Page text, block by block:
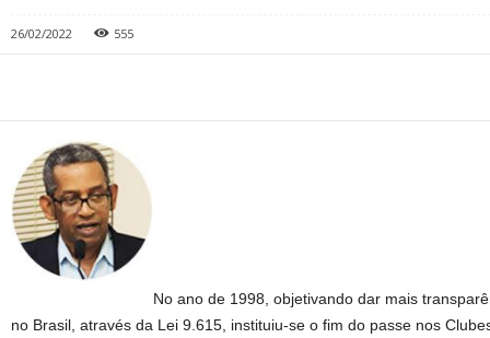
26/02/2022 555
No ano de 1998, objetivando dar mais
no Brasil, através da Lei 9.615, instituiu-se o fim do passe nos